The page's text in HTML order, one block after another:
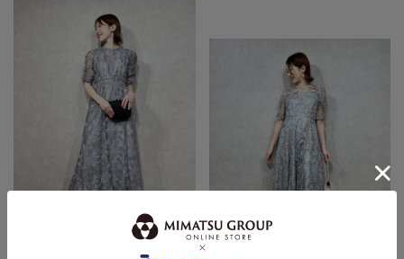
身長：155cm